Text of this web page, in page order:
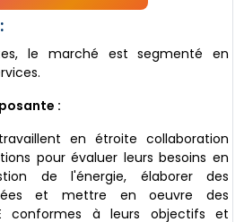
le marché est segmenté en
:
en étroite collaboration
pour évaluer leurs besoins en
de l'énergie, élaborer des
et mettre en oeuvre des
conformes à leurs objectifs et